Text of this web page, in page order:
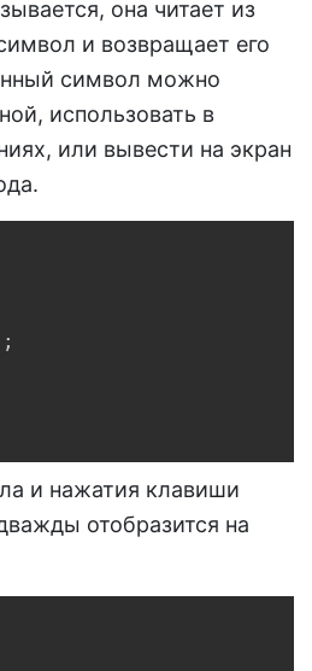
она читает из
и возвращает его
символ можно
использовать в
или вывести на экран
;
и нажатия клавиши
отобразится на